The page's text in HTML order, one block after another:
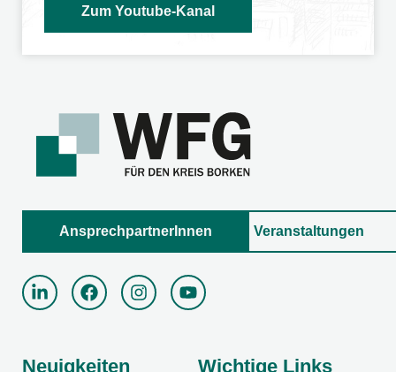
Zum Youtube-Kanal
AnsprechpartnerInnen Veranstaltungen
Neuigkeiten Wichtige Links